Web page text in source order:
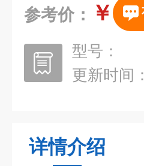
参考价： ￥
型号：
更新时间：
详情介绍